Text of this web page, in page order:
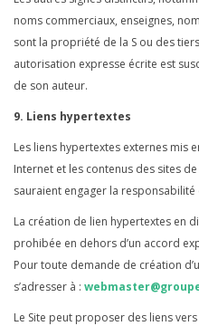
noms commerciaux, enseignes,
sont la propriété de la S ou des
autorisation expresse écrite est
de son auteur.
9. Liens hypertextes
Les liens hypertextes externes mis
Internet et les contenus des sites
sauraient engager la responsabilité
La création de lien hypertextes en
prohibée en dehors d’un accord
Pour toute demande de création
s’adresser à :
Le Site peut proposer des liens